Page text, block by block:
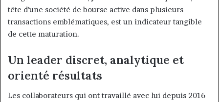
tête d’une société de bourse active dans plusieurs
transactions emblématiques, est un indicateur tangible
de cette maturation.
Un leader discret, analytique et
orienté résultats
Les collaborateurs qui ont travaillé avec lui depuis 2016